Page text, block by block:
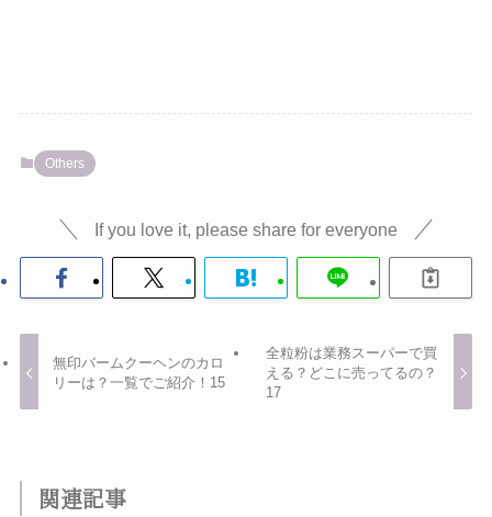
Others
If you love it, please share for everyone
無印バームクーヘンのカロ
リーは？一覧でご紹介！15
全粒粉は業務スーパーで買
える？どこに売ってるの？
17
関連記事